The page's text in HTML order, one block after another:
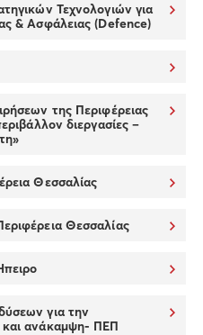
Τεχνολογιών για
& Ασφάλειας (Defence)
της Περιφέρειας
διεργασίες –
Θεσσαλίας
Θεσσαλίας
για την
και ανάκαμψη- ΠΕΠ